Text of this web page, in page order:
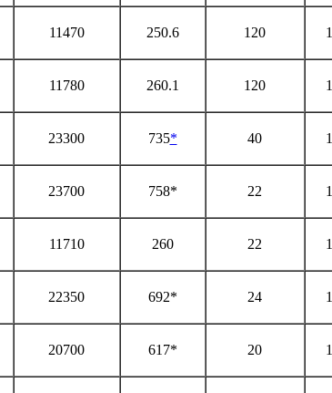
11470 250.6 120
11780 260.1 120
23300 735* 40
23700 758* 22
11710 260 22
22350 692* 24
20700 617* 20